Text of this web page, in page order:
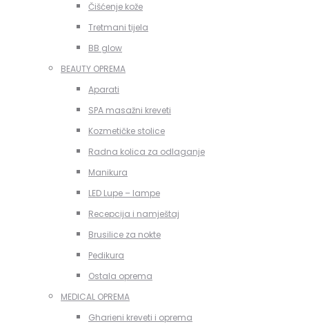
Čišćenje kože
Tretmani tijela
BB glow
BEAUTY OPREMA
Aparati
SPA masažni kreveti
Kozmetičke stolice
Radna kolica za odlaganje
Manikura
LED Lupe – lampe
Recepcija i namještaj
Brusilice za nokte
Pedikura
Ostala oprema
MEDICAL OPREMA
Gharieni kreveti i oprema